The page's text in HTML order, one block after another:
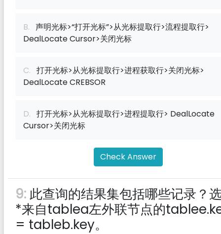
B. 声明光标>“打开光标”>从光标提取行>流程提取行>
DealLocate Cursor>关闭光标
C. 打开光标>从光标提取行>进程获取行>关闭光标>
DealLocate CREBSOR
D. 打开光标>从光标提取行>进程提取行> DealLocate
Cursor>关闭光标
Check Answer
9:此查询的结果集包括哪些记录？
*来自tablea左外联节点的
= tableb.key。